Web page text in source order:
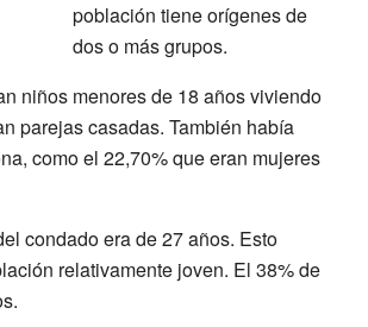
población tiene orígenes de
dos o más grupos.
niños menores de 18 años viviendo
parejas casadas. También había
como el 22,70% que eran mujeres
condado era de 27 años. Esto
relativamente joven. El 38% de